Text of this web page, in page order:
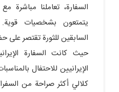
السفارة، تعاملنا مباشرة
يتمتعون بشخصيات قوية.
السابقين للثورة تقتصر على
حيث كانت السفارة
الإيرانيين للاحتفال
كلالي أكثر صراحة من